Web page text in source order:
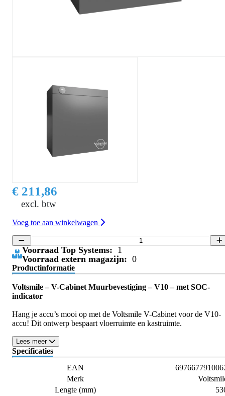
€ 211,86
excl. btw
Voeg toe aan winkelwagen
Voorraad Top Systems: 1
Voorraad extern magazijn: 0
Productinformatie
Voltsmile – V-Cabinet Muurbevestiging – V10 – met SOC-
indicator
Hang je accu’s mooi op met de Voltsmile V-Cabinet voor de V10-
accu! Dit ontwerp bespaart vloerruimte en kastruimte.
Lees meer
Specificaties
EAN
Merk
Lengte (mm)